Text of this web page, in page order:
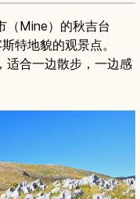
（Mine）的秋吉台
特地貌的观景点。
适合一边散步，一边感